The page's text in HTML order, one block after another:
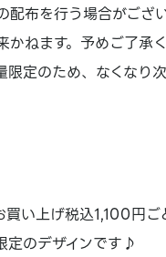
布を行う場合がござい
ねます。予めご了承く
定のため、なくなり次
い上げ税込1,100円
定のデザインです♪